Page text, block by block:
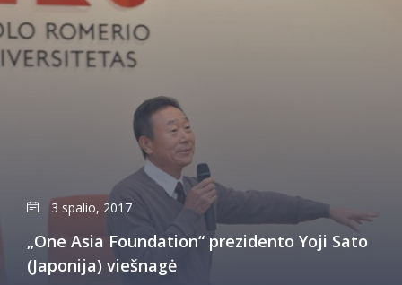
3 spalio, 2017
„One Asia Foundation“ prezidento Yoji Sato
(Japonija) viešnagė